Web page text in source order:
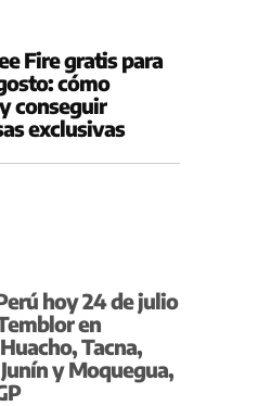
Fire gratis para
cómo
conseguir
exclusivas
hoy 24 de julio
en
Tacna,
y Moquegua,